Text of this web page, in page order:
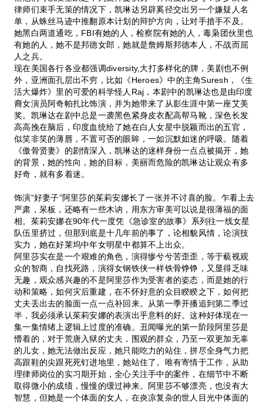
律师们束手无策的情况下，凯琳达另辟奚径交出另一个嫌疑人名
单，从蛛丝马迹中推翻原本计划的辩护方向，让对手措手不及。
她黑白两道通吃，FBI有她的人，检察院有她的人，毒枭团伙里也
有她的人，她不是邦德女郎，她就是詹姆斯邦德本人，不战而屈
人之兵。
现在美国各行各业都强调diversity,大打多样化的牌，美剧也不例
外，亚洲面孔层出不穷，比如《Heroes》中的主角Suresh，《生
活大爆炸》里的可爱的科学怪人Raj，本剧中的凯琳达也是由印度
裔女演员阿奇帕扎比饰演，并为她带来了从影生涯中第一座艾美
奖。凯琳达在剧中总是一袭黑色紧身皮衣配高帮马靴，深色长发
高高挽在脑后，印度血统给了她在白人女星中脱颖而出的五官，
似笑非笑的薄唇，不置可否的眼眸，一如沉默如迷的呼吸。随着
《傲骨贤妻》的剧情深入，凯琳达的迷样身份一点点被揭开，她
的背景，她的性向，她的目标，美丽而危险的凯琳达让观众有多
好奇，就有多着迷。
饰演“好妻子”阿里莎的茱莉安娜长了一张并不讨喜的脸。乍看上去
严肃，呆板，还略有一些木讷，用东方审美可以说是很薄福的面
相。茱莉安娜在90年代一度凭《急诊室的故事》系列往一线女星
队伍里挤过，但那到底是十几年前的事了，论相貌风情，论演技
实力，她在好莱坞中年女明星中都算不上出众。
阿里莎实在是一个艰难的角色，演得惨兮兮苦歪歪，等于藐视观
众的智商，自找死路，演得女钢铁侠一样铁骨铮铮，又显得乏味
无趣，观众感兴趣的不是阿里莎作为受害者的姿态，而是她的行
动和策略，如何灾后重建，在不怀好意的众目睽睽之下，如何把
丈夫丢出去的脸面一点一点补回来。从第一季开播追到第二季过
半，我必须承认茱莉安娜的表演出乎意料的好。这种好体现在一
集一集情绪上逻辑上过度的准确。丑闻曝光的第一阶段阿里莎是
懵着的，对于荒唐入狱的丈夫，围观的群众，乃至一双更加无辜
的儿女，她无法做出反应，她只能吃力的站住，拼尽全身气力把
高跟鞋的尖跟死死钉进地里，她站住了。唯有寄情于工作，从助
理律师岗位的实习期开始，全心关注手中的案件，在细节中不断
取得微小的成绩，慢慢的缓过神来。阿里莎不够漂亮，也没有大
智慧，但她是一个体面的女人，在炎凉复杂的世人目光中体面的